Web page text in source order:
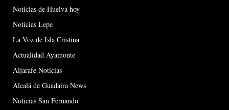
Noticias de Huelva hoy
Noticias Lepe
La Voz de Isla Cristina
Actualidad Ayamonte
Aljarafe Noticias
Alcalá de Guadaíra News
Noticias San Fernando